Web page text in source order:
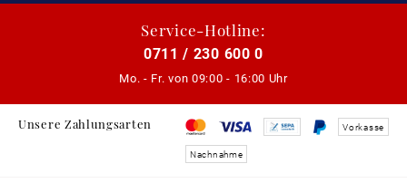
Service-Hotline:
0711 / 230 600 0
Mo. - Fr. von 09:00 - 16:00 Uhr
Unsere Zahlungsarten Vorkasse
Nachnahme